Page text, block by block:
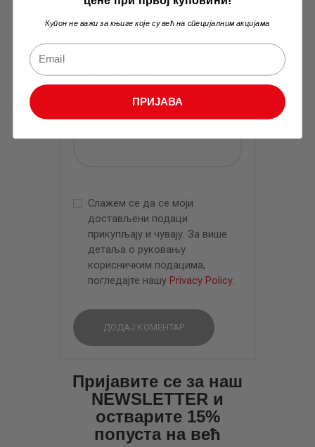
Слажем се да се моји
достављени подаци
прикупљају и чувају. За више
детаља о руковању
корисничким подацима,
погледајте нашу Privacy Policy.
Пријавите се за наш
NEWSLETTER и
остварите 15%
попуста на већ
Купон не важи за књиге које су већ на специјалним акцијама
ПРИЈАВА